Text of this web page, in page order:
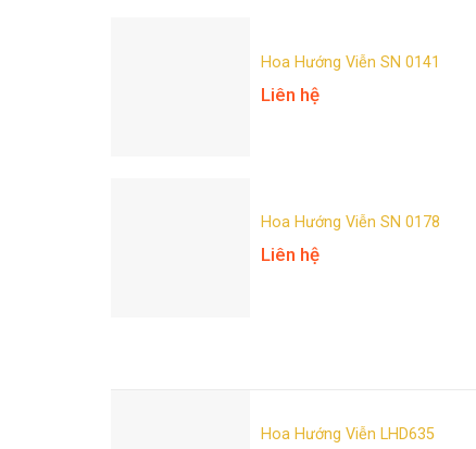
Hoa Hướng Viễn SN 0141
Liên hệ
Hoa Hướng Viễn SN 0178
Liên hệ
Hoa Hướng Viễn LHD635